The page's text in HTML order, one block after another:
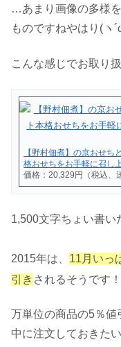
…あまり画像の多様
ものですねやはり(ヽ
こんな感じでお取り
【野村佃煮】の京おせ
格おせちをお手軽に召し
価格：20,329円（税込、
1,500文字ちょい書
2015年は、 11月いっ
引き されるそうです！
万単位の商品の5％値
中に注文しておきた